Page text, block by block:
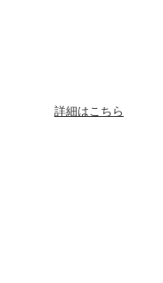
詳細はこちら